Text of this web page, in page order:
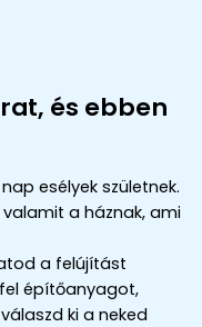
és ebben
esélyek születnek.
a háznak, ami
a felújítást
építőanyagot,
ki a neked